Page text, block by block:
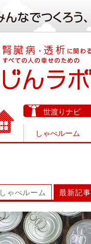
世渡りナビ
しゃべルーム
しゃべルーム 最新記事